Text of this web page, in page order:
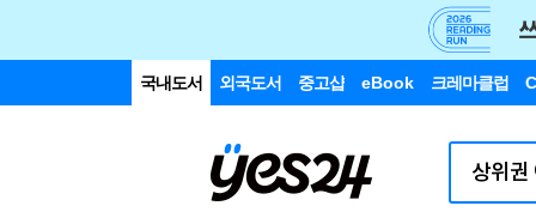
국내도서 외국도서 중고샵 eBook 크레마클럽